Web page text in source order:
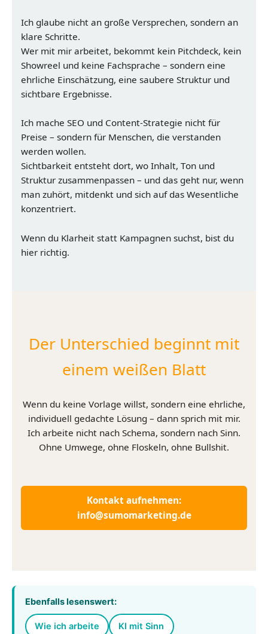
Ich glaube nicht an große Versprechen, sondern an
klare Schritte.
Wer mit mir arbeitet, bekommt kein Pitchdeck, kein
Showreel und keine Fachsprache – sondern eine
ehrliche Einschätzung, eine saubere Struktur und
sichtbare Ergebnisse.
Ich mache SEO und Content-Strategie nicht für
Preise – sondern für Menschen, die verstanden
werden wollen.
Sichtbarkeit entsteht dort, wo Inhalt, Ton und
Struktur zusammenpassen – und das geht nur, wenn
man zuhört, mitdenkt und sich auf das Wesentliche
konzentriert.
Wenn du Klarheit statt Kampagnen suchst, bist du
hier richtig.
Der Unterschied beginnt mit
einem weißen Blatt
Wenn du keine Vorlage willst, sondern eine ehrliche,
individuell gedachte Lösung – dann sprich mit mir.
Ich arbeite nicht nach Schema, sondern nach Sinn.
Ohne Umwege, ohne Floskeln, ohne Bullshit.
Kontakt aufnehmen:
info@sumomarketing.de
Ebenfalls lesenswert:
Wie ich arbeite KI mit Sinn